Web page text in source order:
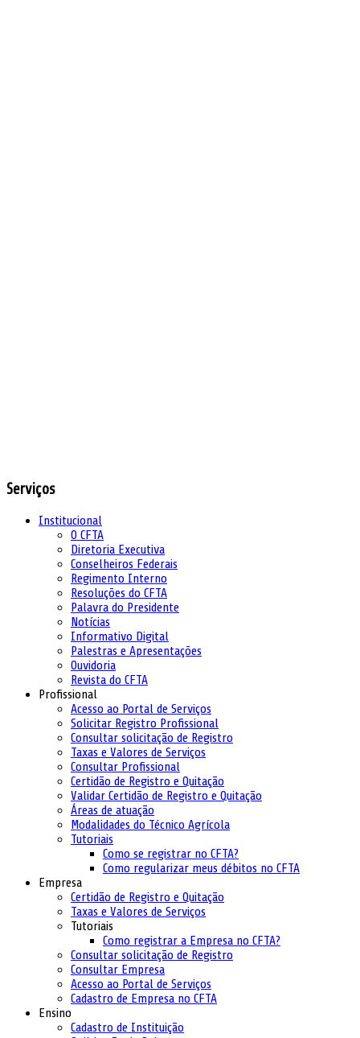
Serviços
Institucional
O CFTA
Diretoria Executiva
Conselheiros Federais
Regimento Interno
Resoluções do CFTA
Palavra do Presidente
Notícias
Informativo Digital
Palestras e Apresentações
Ouvidoria
Revista do CFTA
Profissional
Acesso ao Portal de Serviços
Solicitar Registro Profissional
Consultar solicitação de Registro
Taxas e Valores de Serviços
Consultar Profissional
Certidão de Registro e Quitação
Validar Certidão de Registro e Quitação
Áreas de atuação
Modalidades do Técnico Agrícola
Tutoriais
Como se registrar no CFTA?
Como regularizar meus débitos no CFTA
Empresa
Certidão de Registro e Quitação
Taxas e Valores de Serviços
Tutoriais
Como registrar a Empresa no CFTA?
Consultar solicitação de Registro
Consultar Empresa
Acesso ao Portal de Serviços
Cadastro de Empresa no CFTA
Ensino
Cadastro de Instituição